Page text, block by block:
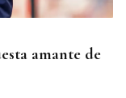
amante de